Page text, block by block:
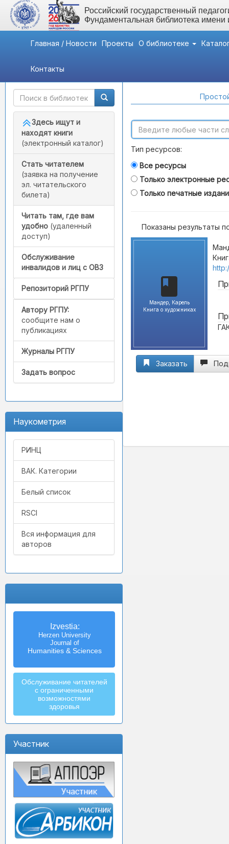
Российский государственный
Фундаментальная библиотека
Главная / Новости Проекты О библиотеке
Контакты
Быстрый доступ
Здесь ищут и
находят книги
(электронный каталог)
Стать читателем
(заявка на получение
эл. читательского
билета)
Читать там, где вам
удобно (удаленный
доступ)
Обслуживание
инвалидов и лиц с ОВЗ
Репозиторий РГПУ
Автору РГПУ:
сообщите нам о
публикациях
Журналы РГПУ
Задать вопрос
Наукометрия
РИНЦ
ВАК. Категории
Белый список
RSCI
Вся информация для
авторов
Izvestia:
Herzen University
Journal of
Humanities & Sciences
Обслуживание читателей
с ограниченными
возможностями
здоровья
Участник
Тип ресурсов:
Все ресурсы
Только электронные
Только печатные
Показаны результаты
Мандер, Карель
Книга о художниках
Заказать